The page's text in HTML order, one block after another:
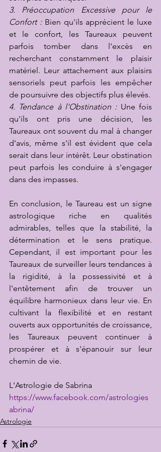
3. Préoccupation Excessive pour le
Confort : Bien qu'ils apprécient le luxe
et le confort, les Taureaux peuvent
parfois tomber dans l'excès en
recherchant constamment le plaisir
matériel. Leur attachement aux plaisirs
sensoriels peut parfois les empêcher
de poursuivre des objectifs plus élevés.
4. Tendance à l'Obstination : Une fois
qu'ils ont pris une décision, les
Taureaux ont souvent du mal à changer
d'avis, même s'il est évident que cela
serait dans leur intérêt. Leur obstination
peut parfois les conduire à s'engager
dans des impasses.
En conclusion, le Taureau est un signe
astrologique riche en qualités
admirables, telles que la stabilité, la
détermination et le sens pratique.
Cependant, il est important pour les
Taureaux de surveiller leurs tendances à
la rigidité, à la possessivité et à
l'entêtement afin de trouver un
équilibre harmonieux dans leur vie. En
cultivant la flexibilité et en restant
ouverts aux opportunités de croissance,
les Taureaux peuvent continuer à
prospérer et à s'épanouir sur leur
chemin de vie.
L'Astrologie de Sabrina
https://www.facebook.com/astrologies
abrina/
Astrologie